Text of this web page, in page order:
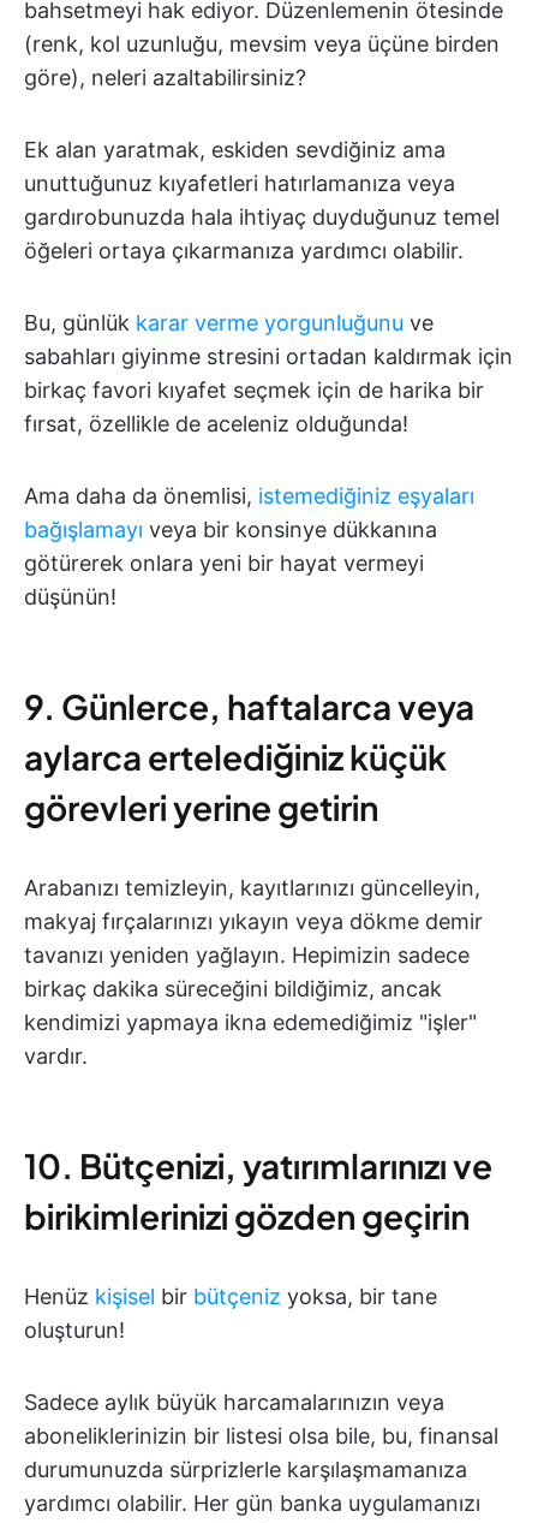
bahsetmeyi hak ediyor. Düzenlemenin ötesinde
(renk, kol uzunluğu, mevsim veya üçüne birden
göre), neleri azaltabilirsiniz?
Ek alan yaratmak, eskiden sevdiğiniz ama
unuttuğunuz kıyafetleri hatırlamanıza veya
gardırobunuzda hala ihtiyaç duyduğunuz temel
öğeleri ortaya çıkarmanıza yardımcı olabilir.
Bu, günlük karar verme yorgunluğunu ve
sabahları giyinme stresini ortadan kaldırmak için
birkaç favori kıyafet seçmek için de harika bir
fırsat, özellikle de aceleniz olduğunda!
Ama daha da önemlisi, istemediğiniz eşyaları
bağışlamayı veya bir konsinye dükkanına
götürerek onlara yeni bir hayat vermeyi
düşünün!
9. Günlerce, haftalarca veya
aylarca ertelediğiniz küçük
görevleri yerine getirin
Arabanızı temizleyin, kayıtlarınızı güncelleyin,
makyaj fırçalarınızı yıkayın veya dökme demir
tavanızı yeniden yağlayın. Hepimizin sadece
birkaç dakika süreceğini bildiğimiz, ancak
kendimizi yapmaya ikna edemediğimiz "işler"
vardır.
10. Bütçenizi, yatırımlarınızı ve
birikimlerinizi gözden geçirin
Henüz kişisel bir bütçeniz yoksa, bir tane
oluşturun!
Sadece aylık büyük harcamalarınızın veya
aboneliklerinizin bir listesi olsa bile, bu, finansal
durumunuzda sürprizlerle karşılaşmamanıza
yardımcı olabilir. Her gün banka uygulamanızı